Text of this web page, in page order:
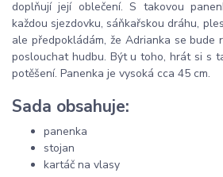
doplňují její oblečení. S takovou
každou sjezdovku, sáňkařskou dráhu,
ale předpokládám, že Adrianka se bude
poslouchat hudbu. Být u toho, hrát si s
potěšení. Panenka je vysoká cca 45 cm.
Sada obsahuje:
panenka
stojan
kartáč na vlasy